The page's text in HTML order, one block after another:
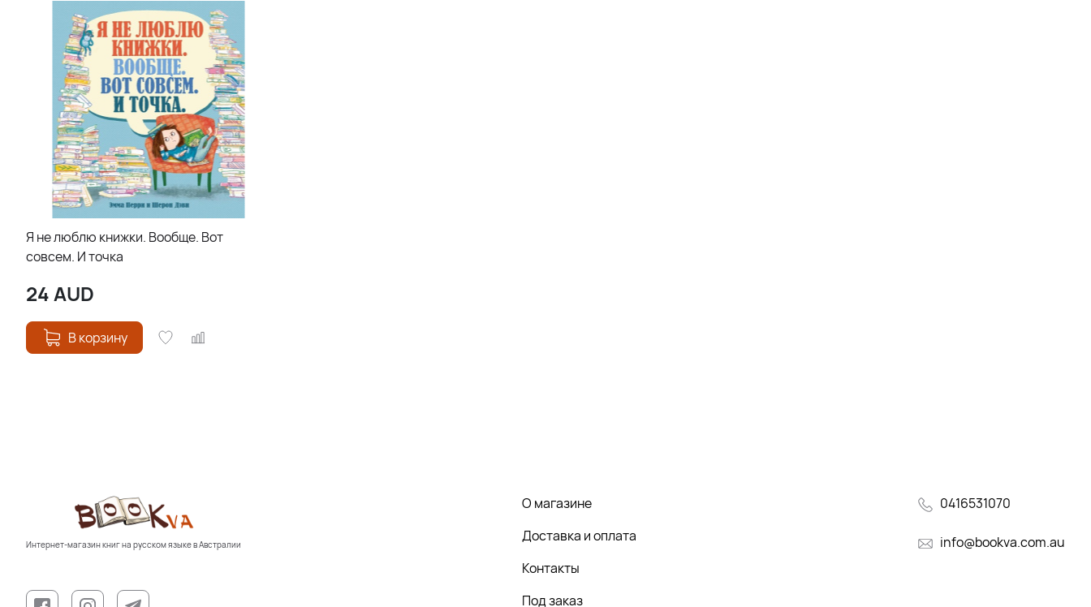
Я не люблю книжки. Вообще. Вот
совсем. И точка
24AUD
В корзину
Интернет-магазин книг на русском языке в Австралии
О магазине
Доставка и оплата
Контакты
Под заказ
0416531070
info@bookva.com.au